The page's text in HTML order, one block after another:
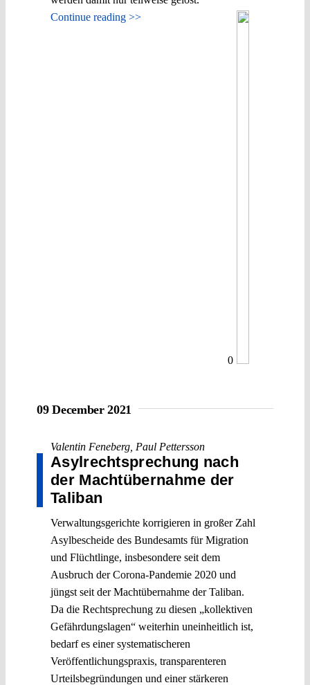
Continue reading >>
0
09 December 2021
Valentin Feneberg Paul Pettersson
Asylrechtsprechung nach
der Machtübernahme der
Taliban
Verwaltungsgerichte korrigieren in großer Zahl
Asylbescheide des Bundesamts für Migration
und Flüchtlinge, insbesondere seit dem
Ausbruch der Corona-Pandemie 2020 und
jüngst seit der Machtübernahme der Taliban.
Da die Rechtsprechung zu diesen „kollektiven
Gefährdungslagen“ weiterhin uneinheitlich ist,
bedarf es einer systematischeren
Veröffentlichungspraxis, transparenteren
Urteilsbegründungen und einer stärkeren